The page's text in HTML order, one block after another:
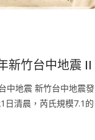
新竹台中地震 II
中地震 新竹台中地震發
日清晨，芮氏規模7.1的